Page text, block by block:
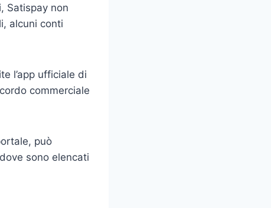
Satispay non
alcuni conti
l’app ufficiale di
commerciale
può
sono elencati